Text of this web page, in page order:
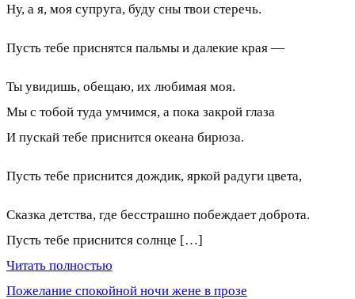
Ну, а я, моя супруга, буду сны твои стеречь.
Пусть тебе приснятся пальмы и далекие края —
Ты увидишь, обещаю, их любимая моя.
Мы с тобой туда умчимся, а пока закрой глаза
И пускай тебе приснится океана бирюза.
Пусть тебе приснится дождик, яркой радуги цвета,
Сказка детства, где бесстрашно побеждает доброта.
Пусть тебе приснится солнце […]
Читать полностью
Пожелание спокойной ночи жене в прозе